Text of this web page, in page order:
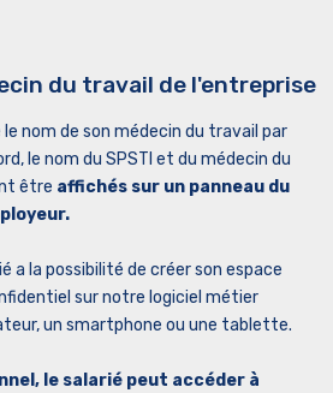
du travail de l'entreprise
nom de son médecin du travail par
le nom du SPSTI et du médecin du
être affichés sur un panneau du
a la possibilité de créer son espace
sur notre logiciel métier
un smartphone ou une tablette.
le salarié peut accéder à